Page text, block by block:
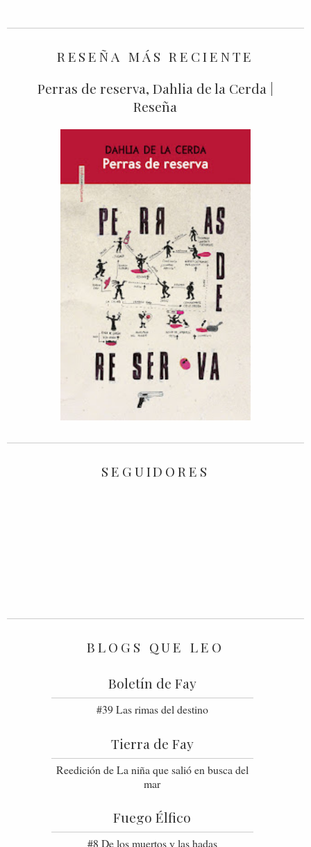
RESEÑA MÁS RECIENTE
Perras de reserva, Dahlia de la Cerda |
Reseña
SEGUIDORES
BLOGS QUE LEO
Boletín de Fay
#39 Las rimas del destino
Tierra de Fay
Reedición de La niña que salió en busca del
mar
Fuego Élfico
#8 De los muertos y las hadas